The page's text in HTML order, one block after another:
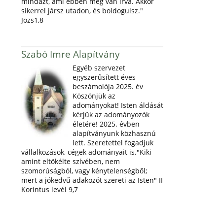
sikerrel jársz utadon, és boldogulsz."
Jozs1,8
Szabó Imre Alapítvány
Egyéb szervezet
egyszerűsített éves
beszámolója 2025. év
Köszönjük az
adományokat! Isten áldását
kérjük az adományozók
életére! 2025. évben
alapítványunk közhasznú
lett. Szeretettel fogadjuk
vállalkozások, cégek adományait is."Kiki
amint eltökélte szívében, nem
szomorúságból, vagy kénytelenségből;
mert a jókedvű adakozót szereti az Isten" II
Korintus levél 9,7